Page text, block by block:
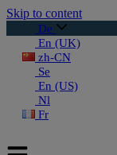
Skip to content
De
En (UK)
zh-CN
Se
En (US)
Nl
Fr